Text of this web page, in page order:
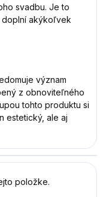
svadbu. Je to
doplní akýkoľvek
význam
z obnoviteľného
tohto produktu si
estetický, ale aj
položke.